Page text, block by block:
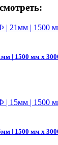
| 1500 мм х
| 1500 мм х